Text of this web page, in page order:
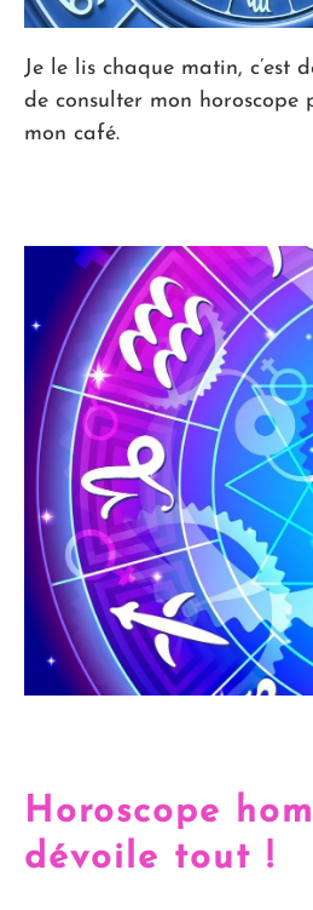
Je le lis chaque matin, c’est
de consulter mon horoscope
mon café.
Horoscope
dévoile tout !